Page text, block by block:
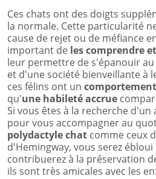
Ces chats ont des doigts
la normale. Cette particularité
cause de rejet ou de méfiance
important de les comprendre
leur permettre de s'épanouir
et d'une société bienveillante à
ces félins ont un
qu'une habileté accrue
Si vous êtes à la recherche
pour vous accompagner au
polydactyle chat comme ceux
d'Hemingway, vous serez
contribuerez à la préservation
ils sont très amicales avec les